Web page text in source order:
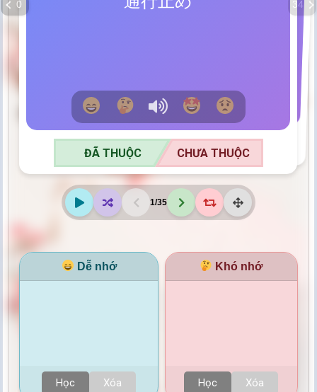
ĐÃ THUỘC CHƯA THUỘC
ĐÃ THUỘC CHƯA THUỘC
1/35
0 34
Dễ nhớ
Học Xóa
Khó nhớ
Học Xóa